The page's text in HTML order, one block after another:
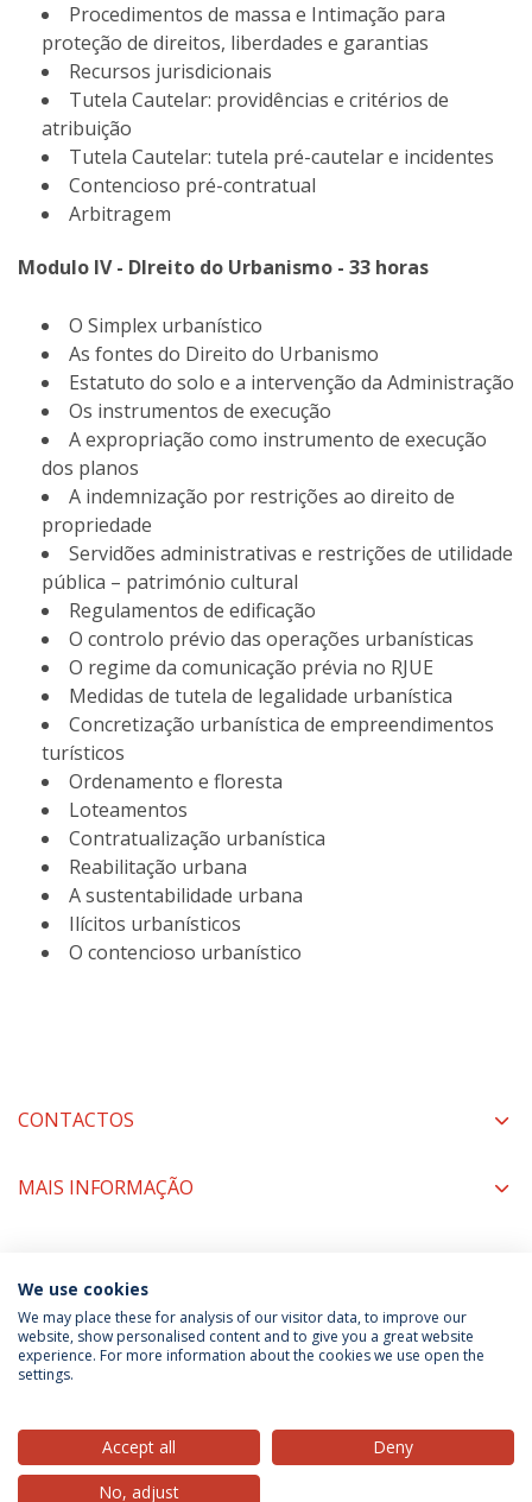
Procedimentos de massa e Intimação para
proteção de direitos, liberdades e garantias
Recursos jurisdicionais
Tutela Cautelar: providências e critérios de
atribuição
Tutela Cautelar: tutela pré-cautelar e incidentes
Contencioso pré-contratual
Arbitragem
Modulo IV - DIreito do Urbanismo - 33 horas
O Simplex urbanístico
As fontes do Direito do Urbanismo
Estatuto do solo e a intervenção da Administração
Os instrumentos de execução
A expropriação como instrumento de execução
dos planos
A indemnização por restrições ao direito de
propriedade
Servidões administrativas e restrições de utilidade
pública – património cultural
Regulamentos de edificação
O controlo prévio das operações urbanísticas
O regime da comunicação prévia no RJUE
Medidas de tutela de legalidade urbanística
Concretização urbanística de empreendimentos
turísticos
Ordenamento e floresta
Loteamentos
Contratualização urbanística
Reabilitação urbana
A sustentabilidade urbana
Ilícitos urbanísticos
O contencioso urbanístico
CONTACTOS
MAIS INFORMAÇÃO
COORDENADORES
Política de Privacidade
Termos & Condições
We use cookies
We may place these for analysis of our visitor data, to improve our
website, show personalised content and to give you a great website
experience. For more information about the cookies we use open the
settings.
Accept all
Deny
No, adjust